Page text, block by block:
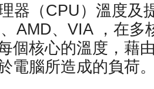
器（CPU）溫度及
AMD、VIA ，在多
個核心的溫度，藉
電腦所造成的負荷